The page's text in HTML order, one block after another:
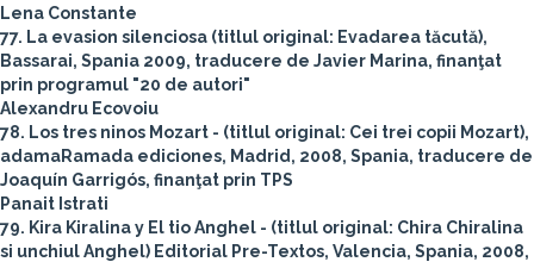
Lena Constante
77. La evasion silenciosa (titlul original: Evadarea tăcută),
Bassarai, Spania 2009, traducere de Javier Marina, finanţat
prin programul "20 de autori"
Alexandru Ecovoiu
78. Los tres ninos Mozart - (titlul original: Cei trei copii Mozart),
adamaRamada ediciones, Madrid, 2008, Spania, traducere de
Joaquín Garrigós, finanţat prin TPS
Panait Istrati
79. Kira Kiralina y El tio Anghel - (titlul original: Chira Chiralina
si unchiul Anghel) Editorial Pre-Textos, Valencia, Spania, 2008,